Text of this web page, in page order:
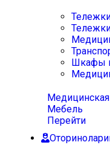
Шкафы
Медицинская
Мебель
Перейти